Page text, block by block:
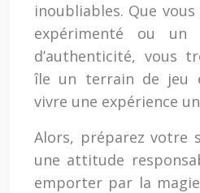
inoubliables. Que
expérimenté ou un
d’authenticité, vous
île un terrain de jeu
vivre une expérience
Alors, préparez votre
une attitude
emporter par la